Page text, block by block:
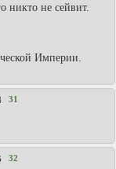
никто не сейвит.
Империи.
31
32